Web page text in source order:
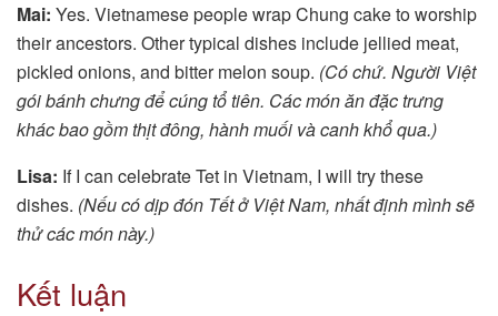
Mai: Yes. Vietnamese people wrap Chung cake to worship
their ancestors. Other typical dishes include jellied meat,
pickled onions, and bitter melon soup. (Có chứ. Người Việt
gói bánh chưng để cúng tổ tiên. Các món ăn đặc trưng
khác bao gồm thịt đông, hành muối và canh khổ qua.)
Lisa: If I can celebrate Tet in Vietnam, I will try these
dishes. (Nếu có dịp đón Tết ở Việt Nam, nhất định mình sẽ
thử các món này.)
Kết luận